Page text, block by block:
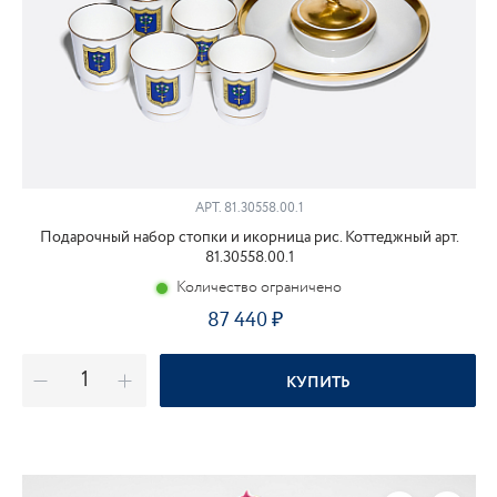
АРТ.81.30558.00.1
Подарочный набор стопки и икорница рис. Коттеджный арт.
81.30558.00.1
Количество ограничено
87 440
КУПИТЬ